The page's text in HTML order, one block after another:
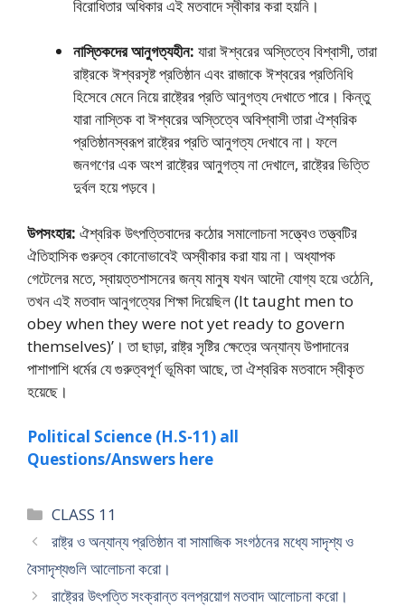
বিরােধিতার অধিকার এই মতবাদে স্বীকার করা হয়নি।
নাস্তিকদের আনুগত্যহীন: যারা ঈশ্বরের অস্তিত্বে বিশ্বাসী, তারা
রাষ্ট্রকে ঈশ্বরসৃষ্ট প্রতিষ্ঠান এবং রাজাকে ঈশ্বরের প্রতিনিধি
হিসেবে মেনে নিয়ে রাষ্ট্রের প্রতি আনুগত্য দেখাতে পারে। কিন্তু
যারা নাস্তিক বা ঈশ্বরের অস্তিত্বে অবিশ্বাসী তারা ঐশ্বরিক
প্রতিষ্ঠানস্বরূপ রাষ্ট্রের প্রতি আনুগত্য দেখাবে না। ফলে
জনগণের এক অংশ রাষ্ট্রের আনুগত্য না দেখালে, রাষ্ট্রের ভিত্তি
দুর্বল হয়ে পড়বে।
উপসংহার: ঐশ্বরিক উৎপত্তিবাদের কঠোর সমালােচনা সত্ত্বেও তত্ত্বটির
ঐতিহাসিক গুরুত্ব কোনােভাবেই অস্বীকার করা যায় না। অধ্যাপক
গেটেলের মতে, স্বায়ত্তশাসনের জন্য মানুষ যখন আদৌ যােগ্য হয়ে ওঠেনি,
তখন এই মতবাদ আনুগত্যের শিক্ষা দিয়েছিল (It taught men to
obey when they were not yet ready to govern
themselves)’। তা ছাড়া, রাষ্ট্র সৃষ্টির ক্ষেত্রে অন্যান্য উপাদানের
পাশাপাশি ধর্মের যে গুরুত্বপূর্ণ ভূমিকা আছে, তা ঐশ্বরিক মতবাদে স্বীকৃত
হয়েছে।
Political Science (H.S-11) all
Questions/Answers here
Categories
CLASS 11
রাষ্ট্র ও অন্যান্য প্রতিষ্ঠান বা সামাজিক সংগঠনের মধ্যে সাদৃশ্য ও
বৈসাদৃশ্যগুলি আলােচনা করাে।
রাষ্ট্রের উৎপত্তি সংক্রান্ত বলপ্রয়ােগ মতবাদ আলােচনা করাে।